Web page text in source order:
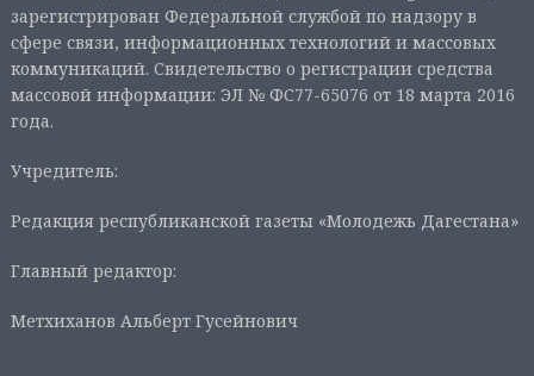
зарегистрирован Федеральной службой по надзору в
сфере связи, информационных технологий и массовых
коммуникаций. Свидетельство о регистрации средства
массовой информации: ЭЛ № ФС77-65076 от 18 марта 2016
года.
Учредитель:
Редакция республиканской газеты «Молодежь Дагестана»
Главный редактор:
Метхиханов Альберт Гусейнович